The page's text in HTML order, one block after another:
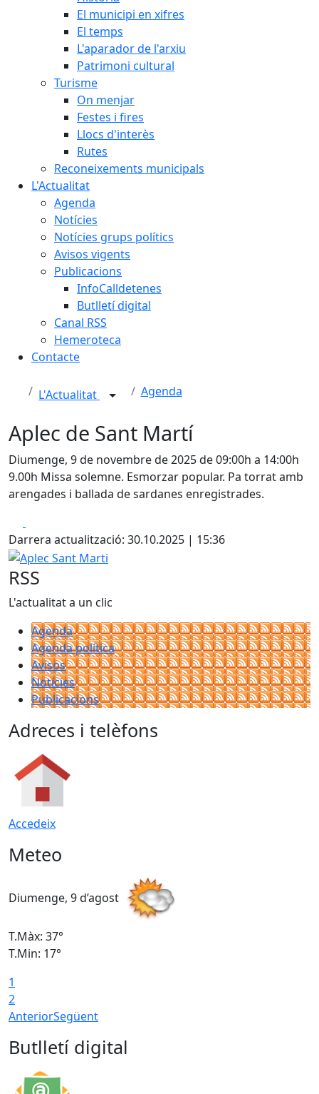
El municipi en xifres
El temps
L'aparador de l'arxiu
Patrimoni cultural
Turisme
On menjar
Festes i fires
Llocs d'interès
Rutes
Reconeixements municipals
L'Actualitat
Agenda
Notícies
Notícies grups polítics
Avisos vigents
Publicacions
InfoCalldetenes
Butlletí digital
Canal RSS
Hemeroteca
Contacte
L'Actualitat Agenda
Aplec de Sant Martí
Diumenge, 9 de novembre de 2025 de 09:00h a 14:00h
9.00h Missa solemne. Esmorzar popular. Pa torrat amb
arengades i ballada de sardanes enregistrades.
Darrera actualització: 30.10.2025 | 15:36
Aplec Sant Marti
RSS
L'actualitat a un clic
Agenda
Agenda política
Avisos
Notícies
Publicacions
Adreces i telèfons
Accedeix
Meteo
Diumenge, 9 d’agost
T.Màx: 37°
T.Min: 17°
1
2
AnteriorSegüent
Butlletí digital